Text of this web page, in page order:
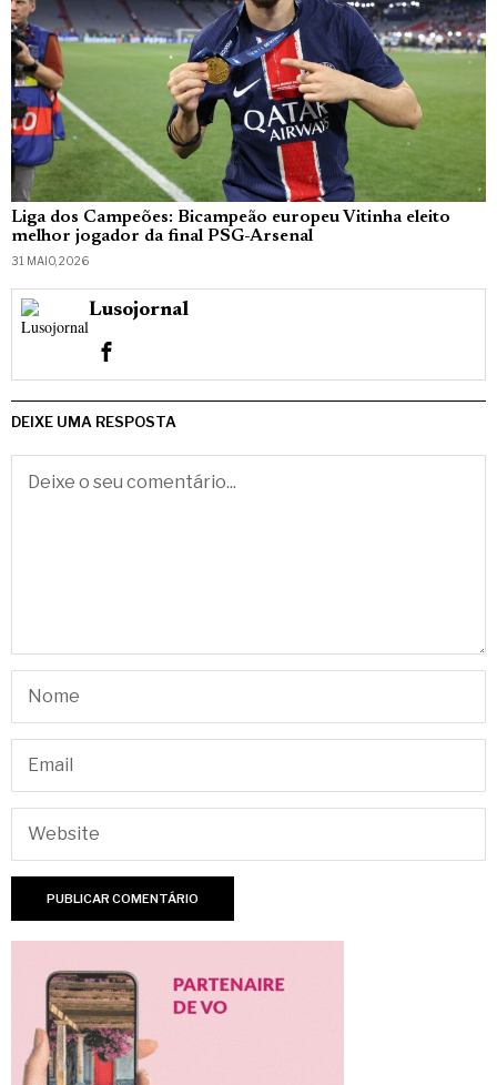
Liga dos Campeões: Bicampeão europeu Vitinha eleito
melhor jogador da final PSG-Arsenal
31 MAIO, 2026
Lusojornal
DEIXE UMA RESPOSTA